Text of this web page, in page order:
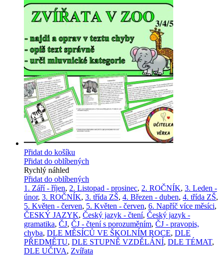
Přidat do košíku
Přidat do oblíbených
Rychlý náhled
Přidat do oblíbených
1. Září - říjen, 2. Listopad - prosinec, 2. ROČNÍK, 3. Leden -
únor, 3. ROČNÍK, 3. třída ZŠ, 4. Březen - duben, 4. třída ZŠ,
5. Květen - červen, 5. Květen - červen, 6. Napříč více měsíci,
ČESKÝ JAZYK, Český jazyk - čtení, Český jazyk -
gramatika, ČJ, ČJ - čtení s porozuměním, ČJ - pravopis,
chyba, DLE MĚSÍCŮ VE ŠKOLNÍM ROCE, DLE
PŘEDMĚTU, DLE STUPNĚ VZDĚLÁNÍ, DLE TÉMAT,
DLE UČIVA, Zvířata